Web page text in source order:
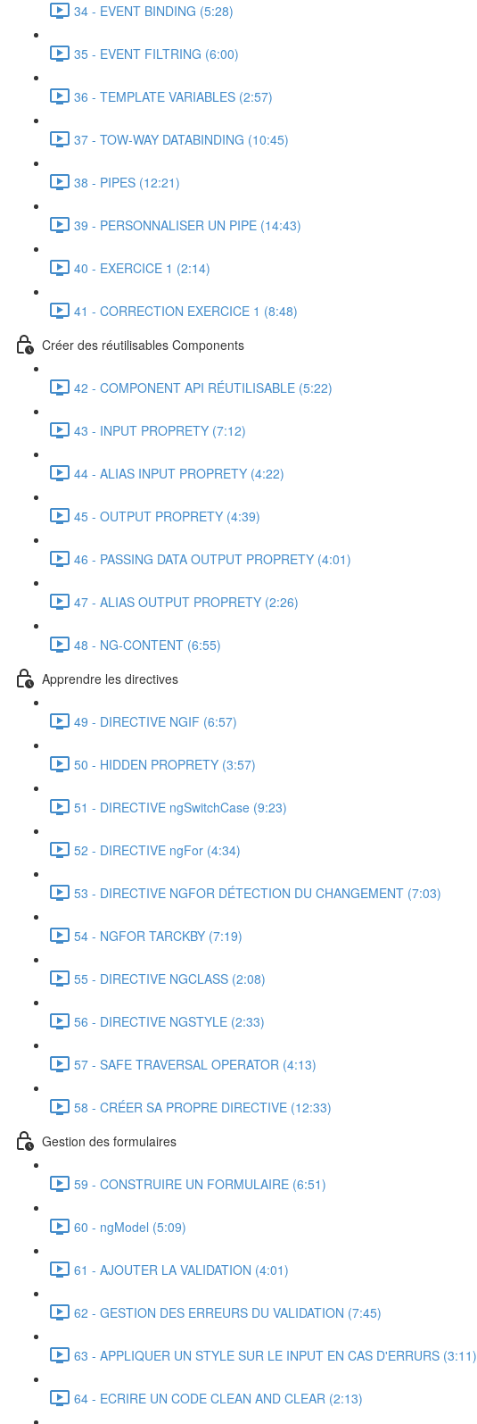
34 - EVENT BINDING (5:28)
35 - EVENT FILTRING (6:00)
36 - TEMPLATE VARIABLES (2:57)
37 - TOW-WAY DATABINDING (10:45)
38 - PIPES (12:21)
39 - PERSONNALISER UN PIPE (14:43)
40 - EXERCICE 1 (2:14)
41 - CORRECTION EXERCICE 1 (8:48)
Créer des réutilisables Components
42 - COMPONENT API RÉUTILISABLE (5:22)
43 - INPUT PROPRETY (7:12)
44 - ALIAS INPUT PROPRETY (4:22)
45 - OUTPUT PROPRETY (4:39)
46 - PASSING DATA OUTPUT PROPRETY (4:01)
47 - ALIAS OUTPUT PROPRETY (2:26)
48 - NG-CONTENT (6:55)
Apprendre les directives
49 - DIRECTIVE NGIF (6:57)
50 - HIDDEN PROPRETY (3:57)
51 - DIRECTIVE ngSwitchCase (9:23)
52 - DIRECTIVE ngFor (4:34)
53 - DIRECTIVE NGFOR DÉTECTION DU CHANGEMENT (7:03)
54 - NGFOR TARCKBY (7:19)
55 - DIRECTIVE NGCLASS (2:08)
56 - DIRECTIVE NGSTYLE (2:33)
57 - SAFE TRAVERSAL OPERATOR (4:13)
58 - CRÉER SA PROPRE DIRECTIVE (12:33)
Gestion des formulaires
59 - CONSTRUIRE UN FORMULAIRE (6:51)
60 - ngModel (5:09)
61 - AJOUTER LA VALIDATION (4:01)
62 - GESTION DES ERREURS DU VALIDATION (7:45)
63 - APPLIQUER UN STYLE SUR LE INPUT EN CAS D'ERRURS (3:11)
64 - ECRIRE UN CODE CLEAN AND CLEAR (2:13)